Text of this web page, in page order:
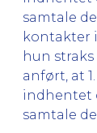
samtale
kontakter i
hun
anført, at
indhentet
samtale